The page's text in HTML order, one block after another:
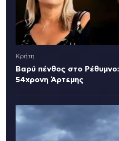
Κρήτη
Βαρύ πένθος στο
54χρονη Άρτεμης